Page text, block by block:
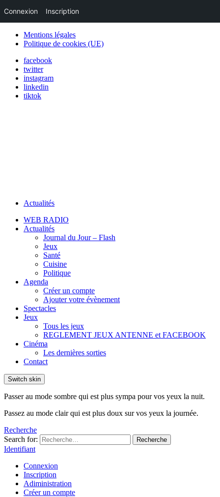
Mentions légales
Politique de cookies (UE)
facebook
twitter
instagram
linkedin
tiktok
Actualités
WEB RADIO
Actualités
Journal du Jour – Flash
Jeux
Santé
Cuisine
Politique
Agenda
Créer un compte
Ajouter votre évènement
Spectacles
Jeux
Tous les jeux
REGLEMENT JEUX ANTENNE et FACEBOOK
Cinéma
Les dernières sorties
Contact
Switch skin
Passer au mode sombre qui est plus sympa pour vos yeux la nuit.
Passez au mode clair qui est plus doux sur vos yeux la journée.
Recherche
Search for:
Recherche
Identifiant
Connexion
Inscription
Adiministration
Créer un compte
Connexion Inscription